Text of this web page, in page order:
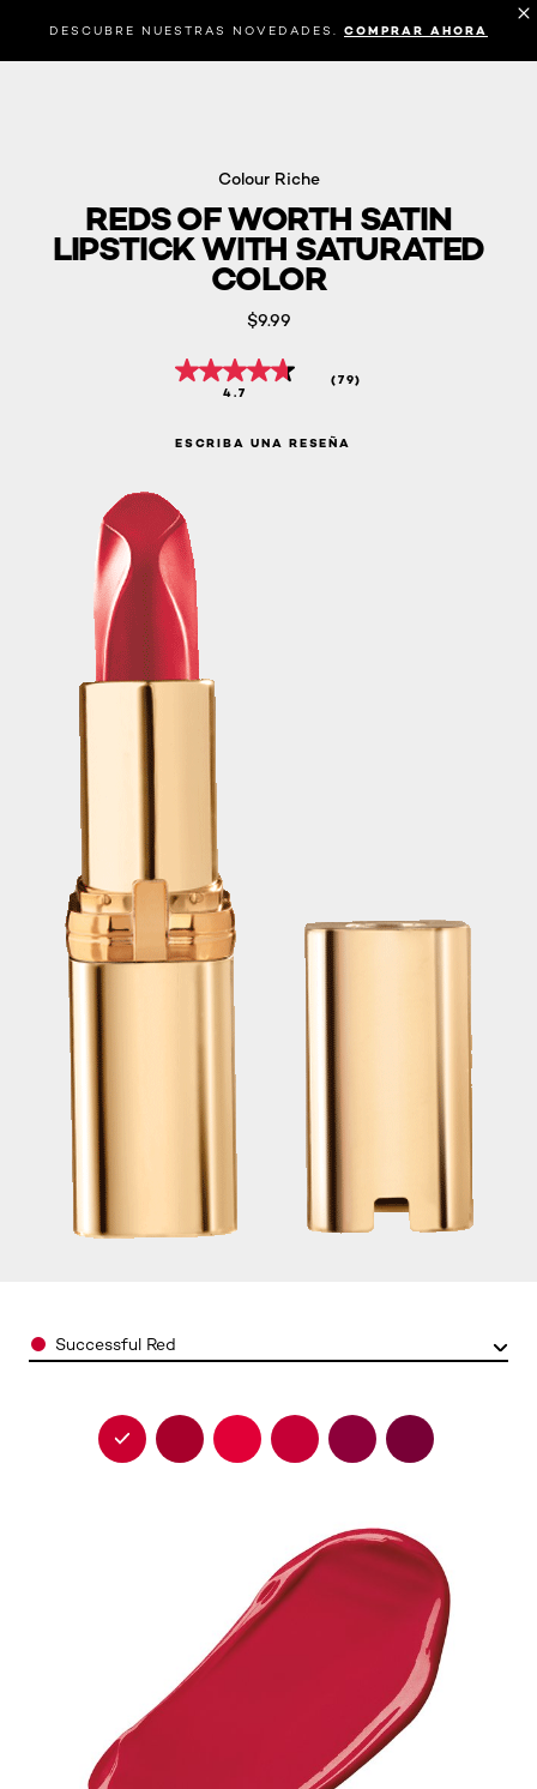
DESCUBRE NUESTRAS NOVEDADES. COMPRAR AHORA
Colour Riche
REDS OF WORTH SATIN
LIPSTICK WITH SATURATED
COLOR
$9.99
4.7
(79)
ESCRIBA UNA RESEÑA
ColorSuccessful Red